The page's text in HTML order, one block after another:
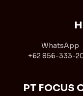
WhatsApp
+62 856-333-
PT FOCUS